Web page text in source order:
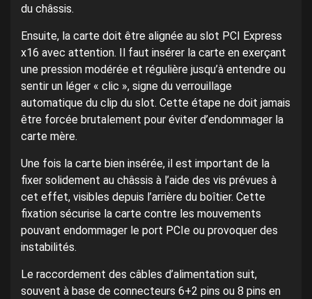
du châssis.
Ensuite, la carte doit être alignée au slot PCI Express
x16 avec attention. Il faut insérer la carte en exerçant
une pression modérée et régulière jusqu’à entendre ou
sentir un léger « clic », signe du verrouillage
automatique du clip du slot. Cette étape ne doit jamais
être forcée brutalement pour éviter d’endommager la
carte mère.
Une fois la carte bien insérée, il est important de la
fixer solidement au châssis à l’aide des vis prévues à
cet effet, visibles depuis l’arrière du boîtier. Cette
fixation sécurise la carte contre les mouvements
pouvant endommager le port PCIe ou provoquer des
instabilités.
Le raccordement des câbles d’alimentation suit,
souvent à base de connecteurs 6+2 pins ou 8 pins en